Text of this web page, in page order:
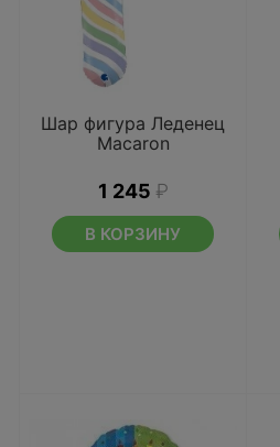
Шар фигура Леденец
Macaron
1 245 ₽
В КОРЗИНУ